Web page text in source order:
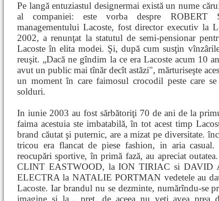
Pe langă entuziastul designermai există un nume
al companiei: este vorba despre
managementului Lacoste, fost director executiv la
2002, a renunţat la statutul de semi-pensionar
Lacoste în elita modei. Şi, după cum susţin
reuşit. „Dacă ne gîndim la ce era Lacoste acum 10
avut un public mai tînăr decît astăzi", mărturiseşte
un moment în care faimosul crocodil peste care
solduri.
In iunie 2003 au fost sărbătoriţi 70 de ani de la
faima acestuia ste imbatabilă, în tot acest timp
brand căutat şi puternic, are a mizat pe diversitate.
tricou era flancat de piese fashion, in aria
reocupări sportive, în primă fază, au apreciat
CLINT EASTWOOD, la ION TIRIAC si DAVID
ELECTRA la NATALIE PORTMAN vedetele au
Lacoste. Iar brandul nu se dezminte, numărîndu-se
imagine şi la... preţ, de aceea nu veţi avea prea